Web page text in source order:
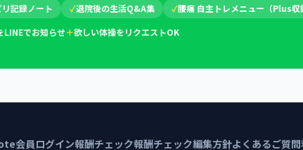
記録ノート ✓退院後の生活Q&A集 ✓腰痛 自主トレメニュー（Plus収
LINEでお知らせ＋欲しい体操をリクエストOK
会員ログイン報酬チェック報酬チェック編集方針よくあるご質問